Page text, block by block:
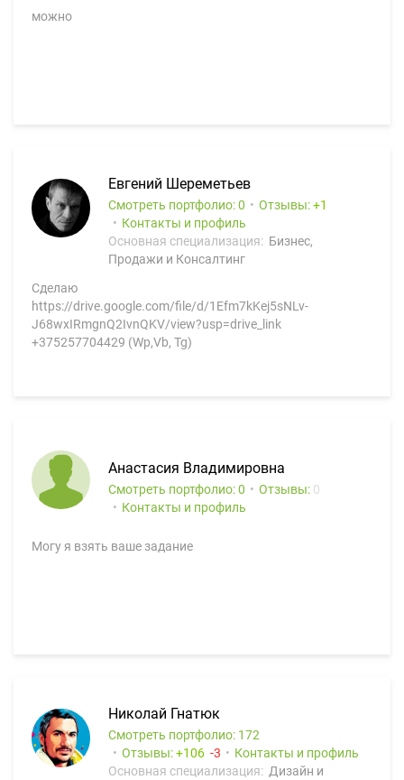
можно
Евгений Шереметьев
Смотреть портфолио: 0 Отзывы:
1
Контакты и профиль
Основная специализация: Бизнес,
Продажи и Консалтинг
Сделаю
https://drive.google.com/file/d/1Efm7kKej5sNLv-
J68wxIRmgnQ2IvnQKV/view?usp=drive_link
+375257704429 (Wp,Vb, Tg)
Анастасия Владимировна
Смотреть портфолио: 0 Отзывы: 0
Контакты и профиль
Могу я взять ваше задание
Николай Гнатюк
Смотреть портфолио: 172
Отзывы:
106 3
Контакты и профиль
Основная специализация: Дизайн и